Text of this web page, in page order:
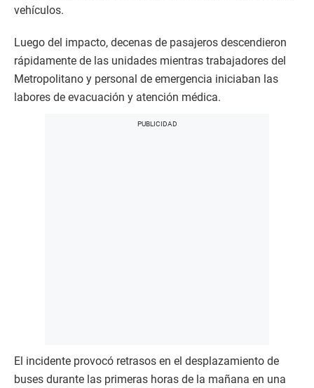
vehículos.
Luego del impacto, decenas de pasajeros descendieron
rápidamente de las unidades mientras trabajadores del
Metropolitano y personal de emergencia iniciaban las
labores de evacuación y atención médica.
El incidente provocó retrasos en el desplazamiento de
buses durante las primeras horas de la mañana en una